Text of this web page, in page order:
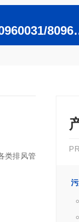
0532-
类排风管